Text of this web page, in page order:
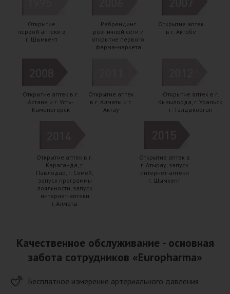
Открытие
первой аптеки в
г. Шымкент
Ребрендинг
розничной сети и
открытие первого
фарма-маркета
Открытие аптек
в г. Актобе
Открытие аптек в г.
Астана и г. Усть-
Каменогорск
Открытие аптек
в г. Алматы и г.
Актау
Открытие аптек в г.
Кызылорда, г. Уральск,
г. Талдыкорган
Открытие аптек в г.
Караганда, г.
Павлодар, г. Семей,
запуск программы
лояльности, запуск
интернет-аптеки
г.Алматы
Открытие аптек в
г. Атырау, запуск
интернет-аптеки
г. Шымкент
Качественное обслуживание - основная
забота сотрудников «Europharma»
Бесплатное измерение артериального давления